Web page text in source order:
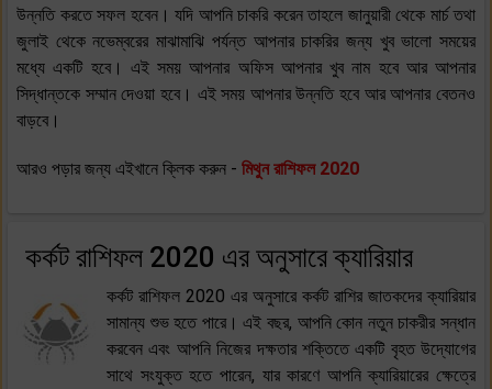
উন্নতি করতে সফল হবেন। যদি আপনি চাকরি করেন তাহলে জানুয়ারী থেকে মার্চ তথা
জুলাই থেকে নভেম্বরের মাঝামাঝি পর্যন্ত আপনার চাকরির জন্য খুব ভালো সময়ের
মধ্যে একটি হবে। এই সময় আপনার অফিস আপনার খুব নাম হবে আর আপনার
সিদ্ধান্তকে সম্মান দেওয়া হবে। এই সময় আপনার উন্নতি হবে আর আপনার বেতনও
বাড়বে।
আরও পড়ার জন্য এইখানে ক্লিক করুন - মিথুন রাশিফল 2020
কর্কট রাশিফল 2020 এর অনুসারে ক্যারিয়ার
কর্কট রাশিফল 2020 এর অনুসারে কর্কট রাশির জাতকদের ক্যারিয়ার
সামান্য শুভ হতে পারে। এই বছর, আপনি কোন নতুন চাকরীর সন্ধান
করবেন এবং আপনি নিজের দক্ষতার শক্তিতে একটি বৃহত উদ্যোগের
সাথে সংযুক্ত হতে পারেন, যার কারণে আপনি ক্যারিয়ারের ক্ষেত্রে